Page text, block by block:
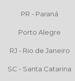
PR - Paraná
Porto Alegre
RJ - Rio de Janeiro
SC - Santa Catarina